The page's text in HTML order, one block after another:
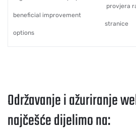
beneficial improvement
options
provjera
stranice
Održavanje i ažuriranje
najčešće dijelimo na: